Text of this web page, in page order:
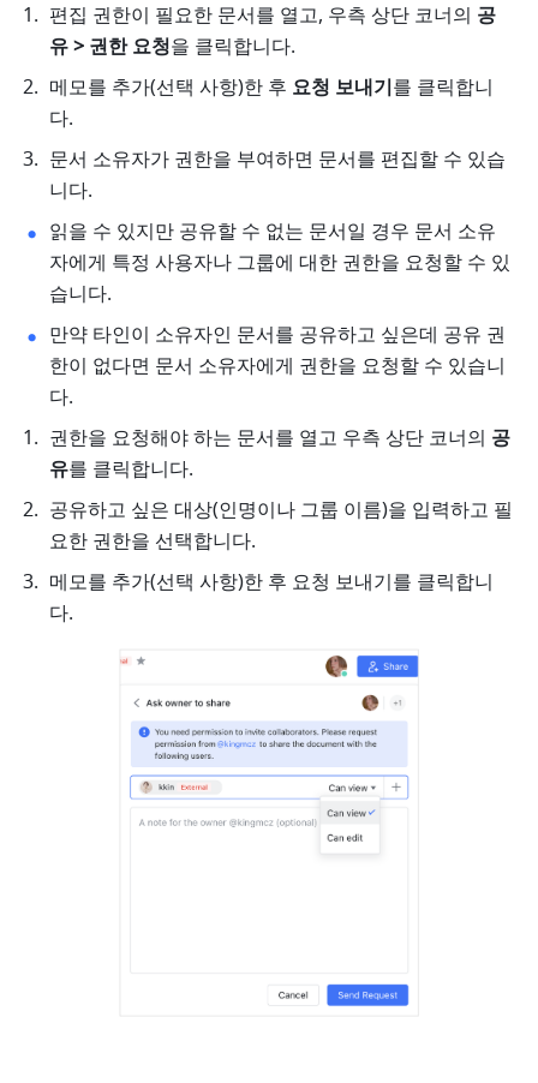
편집 권한이 필요한 문서를 열고, 우측 상단 코너의 공
유 > 권한 요청을 클릭합니다.
메모를 추가(선택 사항)한 후 요청 보내기를 클릭합니
다.
문서 소유자가 권한을 부여하면 문서를 편집할 수 있습
니다.
읽을 수 있지만 공유할 수 없는 문서일 경우 문서 소유
자에게 특정 사용자나 그룹에 대한 권한을 요청할 수 있
습니다.
만약 타인이 소유자인 문서를 공유하고 싶은데 공유 권
한이 없다면 문서 소유자에게 권한을 요청할 수 있습니
다.
권한을 요청해야 하는 문서를 열고 우측 상단 코너의 공
유를 클릭합니다.
공유하고 싶은 대상(인명이나 그룹 이름)을 입력하고 필
요한 권한을 선택합니다.
메모를 추가(선택 사항)한 후 요청 보내기를 클릭합니
다.